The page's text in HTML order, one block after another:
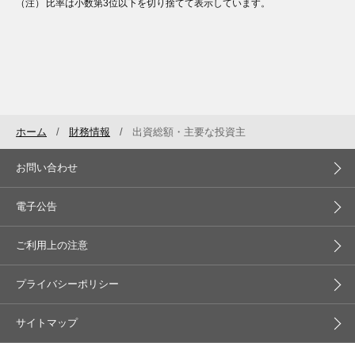
（注） 比率は小数第3位以下を切り捨てて表示しています。
ホーム 財務情報 出資総額・主要な投資主
お問い合わせ
電子公告
ご利用上の注意
プライバシーポリシー
サイトマップ